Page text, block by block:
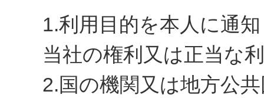
1.利用目的を本人に通
当社の権利又は正当な
2.国の機関又は地方公